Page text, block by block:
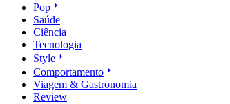
Pop
Saúde
Ciência
Tecnologia
Style
Comportamento
Viagem & Gastronomia
Review